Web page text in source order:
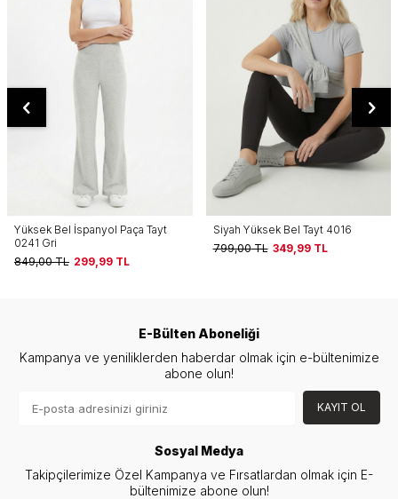
Siyah Yüksek Bel Tayt 4016
799,00 TL
Yüksek Bel Tayt 4016 Antrasit
799,00TL 349,99TL
E-Bülten Aboneliği
Kampanya ve yeniliklerden haberdar olmak için e-bültenimize
abone olun!
KAYIT OL
Sosyal Medya
Takipçilerimize Özel Kampanya ve Fırsatlardan olmak için E-
bültenimize abone olun!